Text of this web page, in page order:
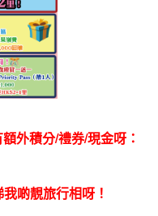
外積分/禮券/現金呀：
我啲靚旅行相呀！